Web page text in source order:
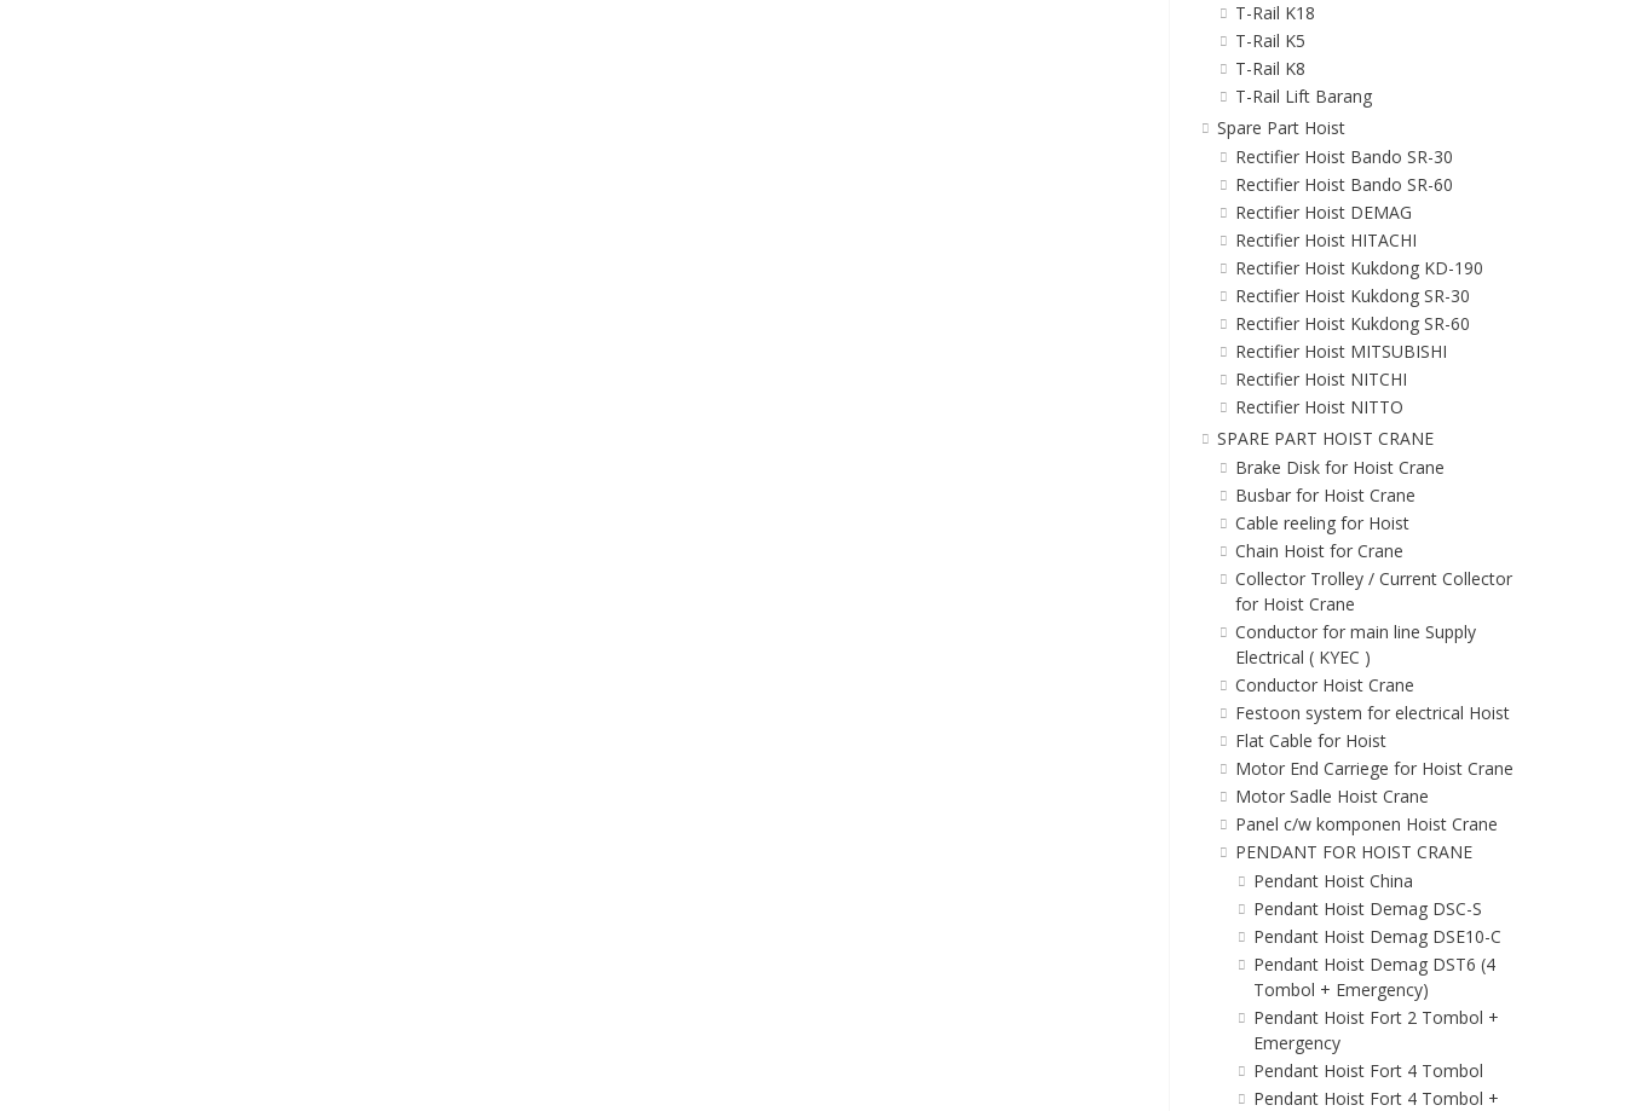
T-Rail K18
T-Rail K5
T-Rail K8
T-Rail Lift Barang
Spare Part Hoist
Rectifier Hoist Bando SR-30
Rectifier Hoist Bando SR-60
Rectifier Hoist DEMAG
Rectifier Hoist HITACHI
Rectifier Hoist Kukdong KD-190
Rectifier Hoist Kukdong SR-30
Rectifier Hoist Kukdong SR-60
Rectifier Hoist MITSUBISHI
Rectifier Hoist NITCHI
Rectifier Hoist NITTO
SPARE PART HOIST CRANE
Brake Disk for Hoist Crane
Busbar for Hoist Crane
Cable reeling for Hoist
Chain Hoist for Crane
Collector Trolley / Current Collector
for Hoist Crane
Conductor for main line Supply
Electrical ( KYEC )
Conductor Hoist Crane
Festoon system for electrical Hoist
Flat Cable for Hoist
Motor End Carriege for Hoist Crane
Motor Sadle Hoist Crane
Panel c/w komponen Hoist Crane
PENDANT FOR HOIST CRANE
Pendant Hoist China
Pendant Hoist Demag DSC-S
Pendant Hoist Demag DSE10-C
Pendant Hoist Demag DST6 (4
Tombol + Emergency)
Pendant Hoist Fort 2 Tombol +
Emergency
Pendant Hoist Fort 4 Tombol
Pendant Hoist Fort 4 Tombol +